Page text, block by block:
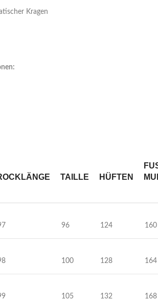
Kragen
TAILLE HÜFTEN
96 124 160
100 128 164
105 132 168